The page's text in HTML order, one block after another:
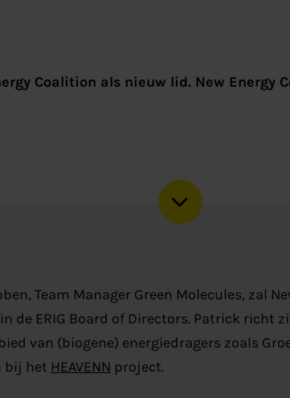
Coalition als nieuw lid. New
Team Manager Green Molecules, zal
de ERIG Board of Directors. Patrick richt
van (biogene) energiedragers zoals
bij het HEAVENN project.